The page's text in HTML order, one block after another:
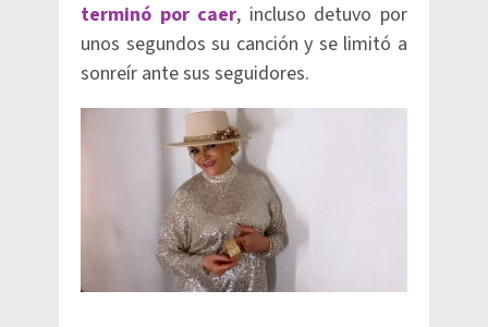
terminó por caer, incluso detuvo por
unos segundos su canción y se limitó a
sonreír ante sus seguidores.